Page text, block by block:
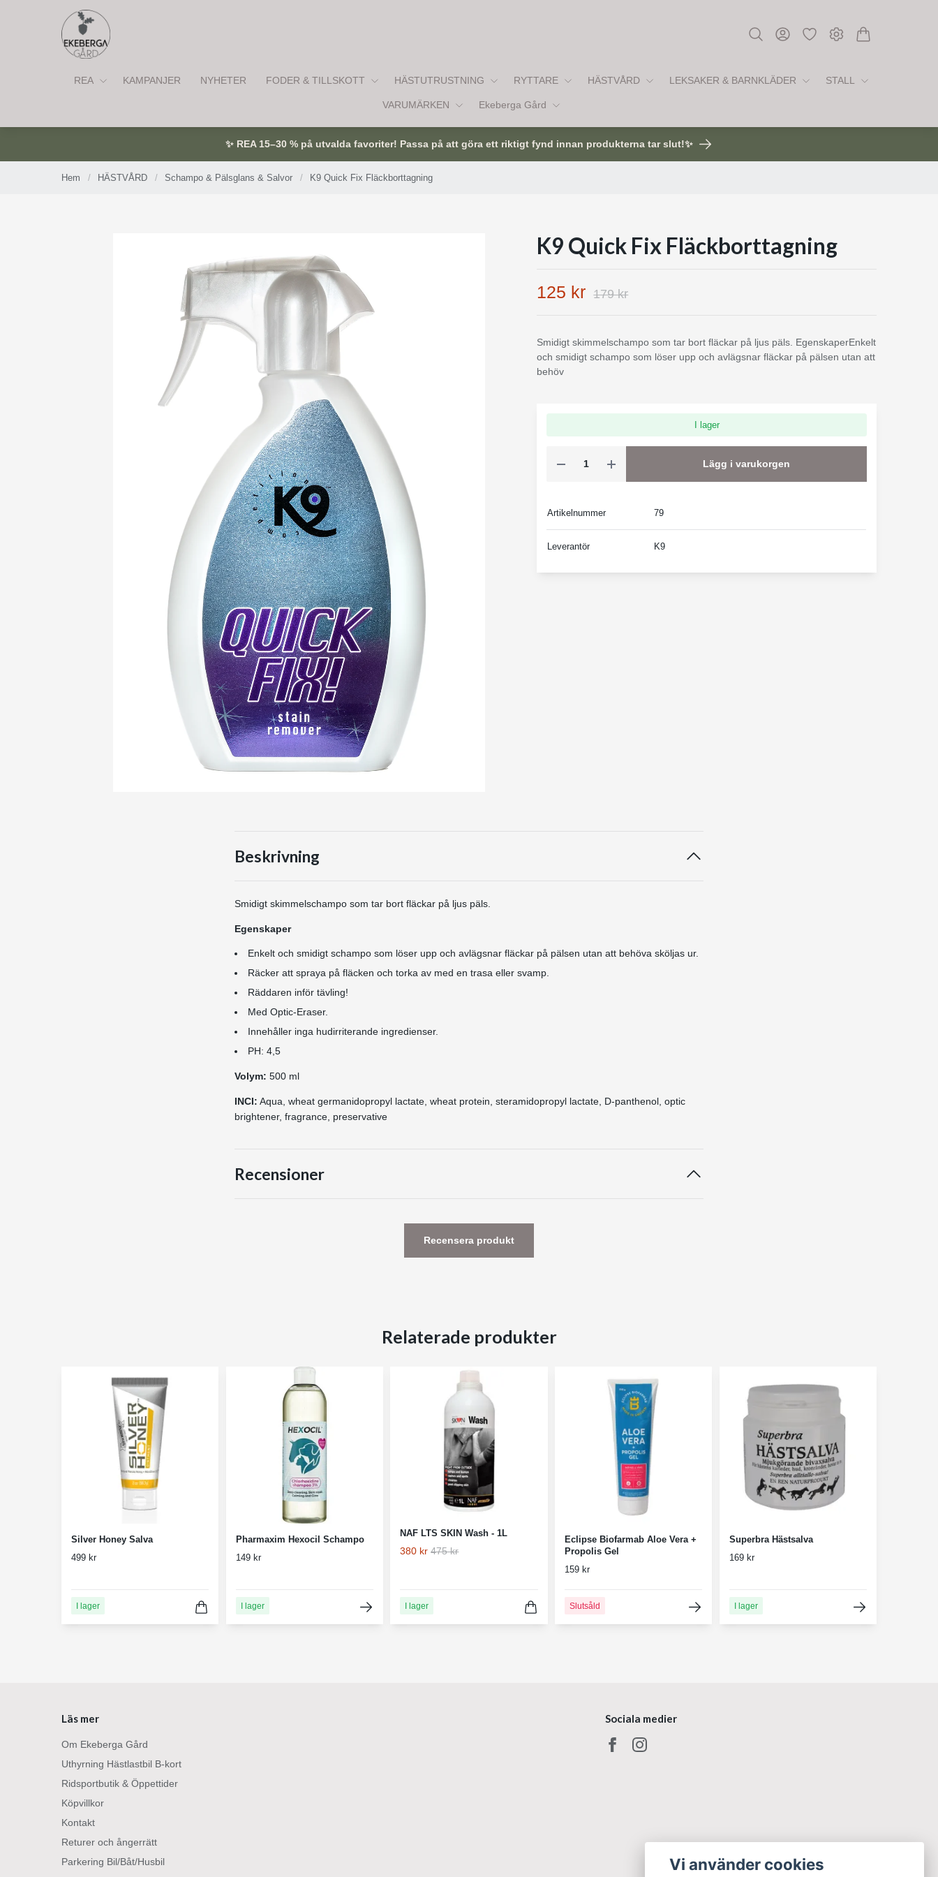
REA KAMPANJER NYHETER FODER & TILLSKOTT HÄSTUTRUSTNING RYTTARE HÄSTVÅRD LEKSAKER & BARNKLÄDER STALL
VARUMÄRKEN Ekeberga Gård
✨ REA 15–30 % på utvalda favoriter! Passa på att göra ett riktigt fynd innan produkterna tar slut!✨
Hem / HÄSTVÅRD / Schampo & Pälsglans & Salvor / K9 Quick Fix Fläckborttagning
K9 Quick Fix Fläckborttagning
125 kr 179 kr
Smidigt skimmelschampo som tar bort fläckar på ljus päls. EgenskaperEnkelt
och smidigt schampo som löser upp och avlägsnar fläckar på pälsen utan att
behöv
I lager
Lägg i varukorgen
Artikelnummer 79
Leverantör K9
Beskrivning
Smidigt skimmelschampo som tar bort fläckar på ljus päls.
Egenskaper
Enkelt och smidigt schampo som löser upp och avlägsnar fläckar på pälsen utan att behöva sköljas ur.
Räcker att spraya på fläcken och torka av med en trasa eller svamp.
Räddaren inför tävling!
Med Optic-Eraser.
Innehåller inga hudirriterande ingredienser.
PH: 4,5
Volym: 500 ml
INCI: Aqua, wheat germanidopropyl lactate, wheat protein, steramidopropyl lactate, D-panthenol, optic
brightener, fragrance, preservative
Recensioner
Recensera produkt
Relaterade produkter
Silver Honey Salva
499 kr
I lager
Pharmaxim Hexocil Schampo
149 kr
I lager
NAF LTS SKIN Wash - 1L
380 kr 475 kr
I lager
Eclipse Biofarmab Aloe Vera +
Propolis Gel
159 kr
Slutsåld
Superbra Hästsalva
169 kr
I lager
Läs mer
Om Ekeberga Gård
Uthyrning Hästlastbil B-kort
Ridsportbutik & Öppettider
Köpvillkor
Kontakt
Returer och ångerrätt
Parkering Bil/Båt/Husbil
Sociala medier
Vi använder cookies